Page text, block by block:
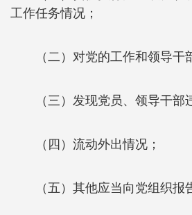
工作任务情况；
（二）对党的工作和领导干
（三）发现党员、领导干部
（四）流动外出情况；
（五）其他应当向党组织报